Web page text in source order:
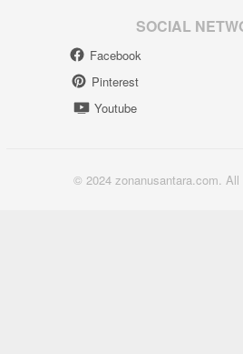
SOCIAL
Facebook
Pinterest
Youtube
© 2024 zonanusantara.com. All